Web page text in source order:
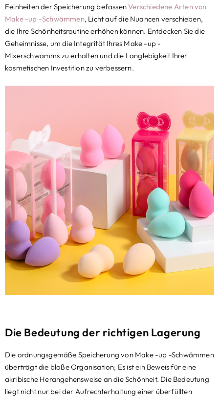
Feinheiten der Speicherung befassen Verschiedene Arten von
Make -up -Schwämmen, Licht auf die Nuancen verschieben,
die Ihre Schönheitsroutine erhöhen können. Entdecken Sie die
Geheimnisse, um die Integrität Ihres Make -up -
Mixerschwamms zu erhalten und die Langlebigkeit Ihrer
kosmetischen Investition zu verbessern.
Die Bedeutung der richtigen Lagerung
Die ordnungsgemäße Speicherung von Make -up -Schwämmen
überträgt die bloße Organisation; Es ist ein Beweis für eine
akribische Herangehensweise an die Schönheit. Die Bedeutung
liegt nicht nur bei der Aufrechterhaltung einer überfüllten